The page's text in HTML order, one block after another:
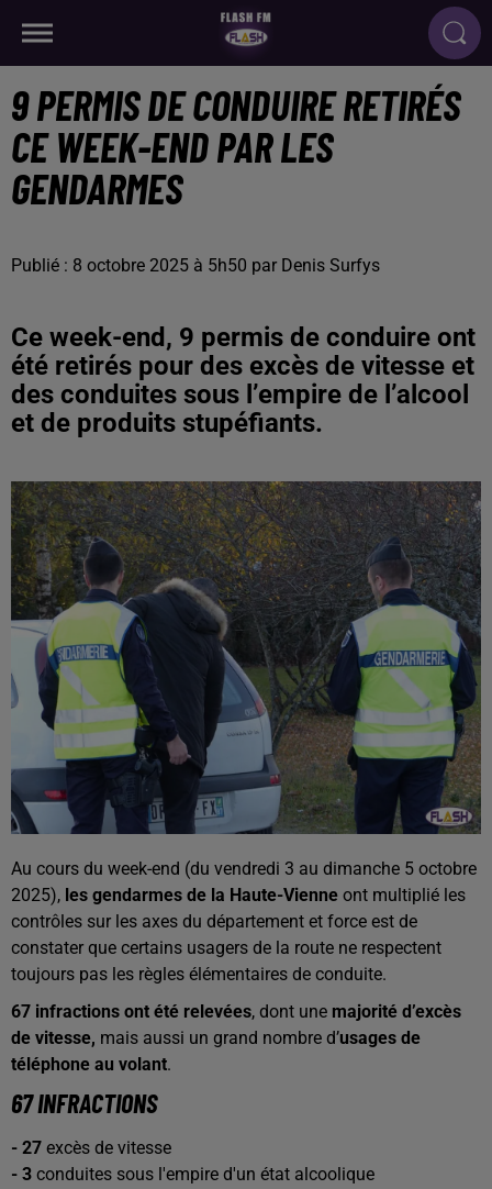
9 PERMIS DE CONDUIRE RETIRÉS
CE WEEK-END PAR LES
GENDARMES
Publié : 8 octobre 2025 à 5h50 par Denis Surfys
Ce week-end, 9 permis de conduire ont
été retirés pour des excès de vitesse et
des conduites sous l’empire de l’alcool
et de produits stupéfiants.
Au cours du week-end (du vendredi 3 au dimanche 5 octobre
2025), les gendarmes de la Haute-Vienne ont multiplié les
contrôles sur les axes du département et force est de
constater que certains usagers de la route ne respectent
toujours pas les règles élémentaires de conduite.
67 infractions ont été relevées, dont une majorité d’excès
de vitesse, mais aussi un grand nombre d’usages de
téléphone au volant.
67 INFRACTIONS
- 27 excès de vitesse
- 3 conduites sous l'empire d'un état alcoolique